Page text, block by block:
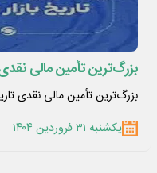
بزرگ‌ترین تأمین مالی نقدی
بزرگ‌ترین تأمین مالی نقدی
یکشنبه ۳۱ فروردین ۱۴۰۴